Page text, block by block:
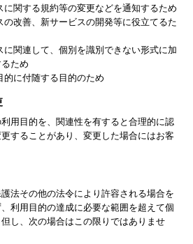
に関する規約等の変更などを通知するため
の改善、新サービスの開発等に役立てるた
に関連して、個別を識別できない形式に加
ため
的に付随する目的のため
用目的を、関連性を有すると合理的に認
することがあり、変更した場合にはお客
法その他の法令により許容される場合を
利用目的の達成に必要な範囲を超えて個
し、次の場合はこの限りではありませ